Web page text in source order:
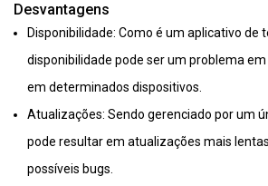
Desvantagens
Disponibilidade: Como é um aplicativo de
disponibilidade pode ser um problema
em determinados dispositivos.
Atualizações: Sendo gerenciado por um
pode resultar em atualizações mais
possíveis bugs.